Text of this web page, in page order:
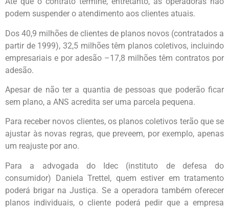
podem suspender o atendimento aos clientes atuais.
Dos 40,9 milhões de clientes de planos novos (contratados a
partir de 1999), 32,5 milhões têm planos coletivos, incluindo
empresariais e por adesão –17,8 milhões têm contratos por
adesão.
Apesar de não ter a quantia de pessoas que poderão ficar
sem plano, a ANS acredita ser uma parcela pequena.
Para receber novos clientes, os planos coletivos terão que se
ajustar às novas regras, que preveem, por exemplo, apenas
um reajuste por ano.
Para a advogada do Idec (instituto de defesa do
consumidor) Daniela Trettel, quem estiver em tratamento
poderá brigar na Justiça. Se a operadora também oferecer
planos individuais, o cliente poderá pedir que a empresa